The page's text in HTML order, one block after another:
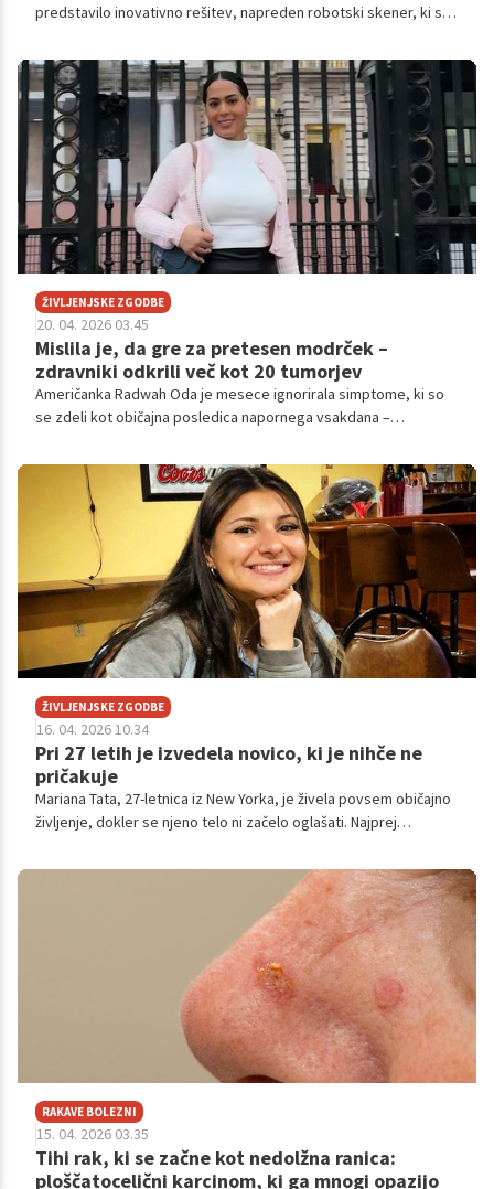
predstavilo inovativno rešitev, napreden robotski skener, ki s
ustvari popolno in visoko ločljivo sliko celotne kože telesa.
ŽIVLJENJSKE ZGODBE
20. 04. 2026 03.45
Mislila je, da gre za pretesen modrček –
zdravniki odkrili več kot 20 tumorjev
Američanka Radwah Oda je mesece ignorirala simptome, ki so
se zdeli kot običajna posledica napornega vsakdana –
boleč občutek pod desno dojko, si je to razlagala kot posledico
pretesnega modrčka.
ŽIVLJENJSKE ZGODBE
16. 04. 2026 10.34
Pri 27 letih je izvedela novico, ki je nihče ne
pričakuje
Mariana Tata, 27-letnica iz New Yorka, je živela povsem običajno
življenje, dokler se njeno telo ni začelo oglašati. Najprej
izguba apetita. To so bili simptomi, ki jih je ignorirala, ker je bila
RAKAVE BOLEZNI
15. 04. 2026 03.35
Tihi rak, ki se začne kot nedolžna ranica:
ploščatocelični karcinom, ki ga mnogi opazijo